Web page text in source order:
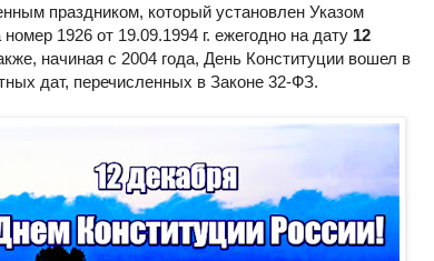
праздником, который установлен Указом
1926 от 19.09.1994 г. ежегодно на дату 12
начиная с 2004 года, День Конституции вошел в
дат, перечисленных в Законе 32-ФЗ.